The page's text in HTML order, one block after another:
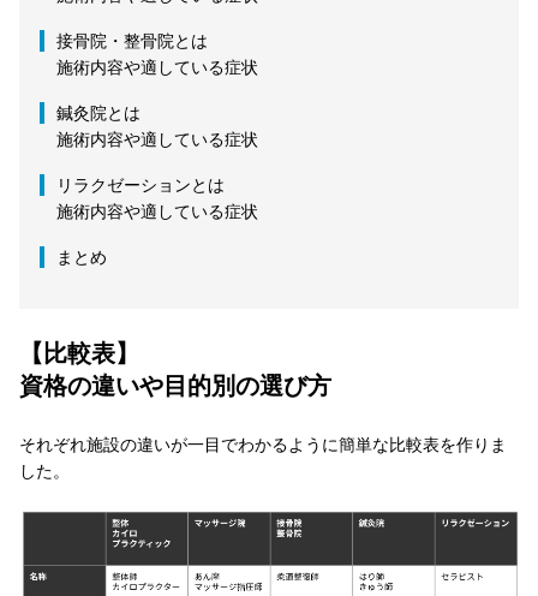
接骨院・整骨院とは
施術内容や適している症状
鍼灸院とは
施術内容や適している症状
リラクゼーションとは
施術内容や適している症状
まとめ
【比較表】
資格の違いや目的別の選び方
それぞれ施設の違いが一目でわかるように簡単な比較表を作りま
した。